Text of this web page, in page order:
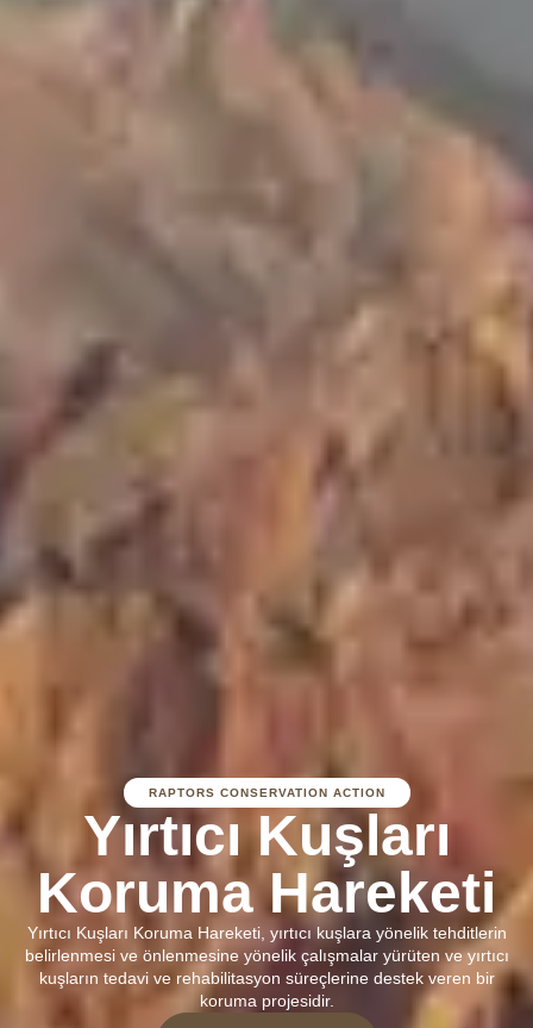
RAPTORS CONSERVATION ACTION
Yırtıcı Kuşları
Koruma Hareketi
Yırtıcı Kuşları Koruma Hareketi, yırtıcı kuşlara yönelik tehditlerin
belirlenmesi ve önlenmesine yönelik çalışmalar yürüten ve yırtıcı
kuşların tedavi ve rehabilitasyon süreçlerine destek veren bir
koruma projesidir.